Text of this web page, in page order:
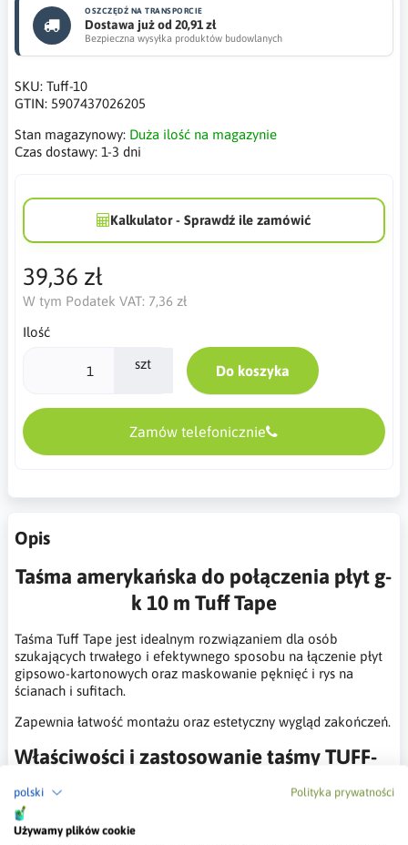
polski Polityka prywatności
Używamy plików cookie
OSZCZĘDŹ NA TRANSPORCIE
Dostawa już od 20,91 zł
Bezpieczna wysyłka produktów budowlanych
SKU: Tuff-10
GTIN: 5907437026205
Stan magazynowy: Duża ilość na magazynie
Czas dostawy: 1-3 dni
Kalkulator - Sprawdź ile zamówić
39,36 zł
W tym Podatek VAT: 7,36 zł
Ilość
szt Do koszyka
Zamów telefonicznie
Opis
Taśma amerykańska do połączenia płyt g-
k 10 m Tuff Tape
Taśma Tuff Tape jest idealnym rozwiązaniem dla osób
szukających trwałego i efektywnego sposobu na łączenie płyt
gipsowo-kartonowych oraz maskowanie pęknięć i rys na
ścianach i sufitach.
Zapewnia łatwość montażu oraz estetyczny wygląd zakończeń.
Właściwości i zastosowanie taśmy TUFF-
TAPE:
kartonowych na płaskich powierzchniach, takich jak